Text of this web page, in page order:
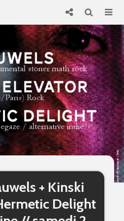
+ Kinski
Delight